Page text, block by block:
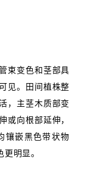
束变色和茎部具
见。田间植株整
，主茎木质部变
或向根部延伸，
镶嵌黑色带状物
明显。